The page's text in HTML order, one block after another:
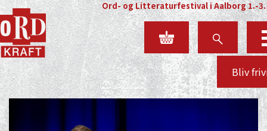
Bliv
Ord- og Litteraturfestival i Aalborg 1.-3.